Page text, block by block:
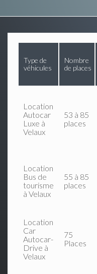
Type de
véhicules
Nombre
de places
Location
Autocar
Luxe à
Velaux
53 à 85
places
Location
Bus de
tourisme
à Velaux
55 à 85
places
Location
Car
Autocar-
Drive à
Velaux
75
Places